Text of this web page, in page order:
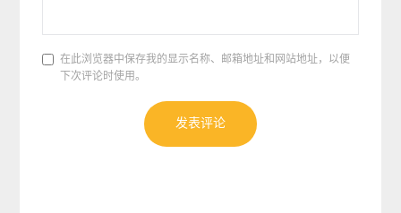
在此浏览器中保存我的显示名称、邮箱地址和网站地址，以便
下次评论时使用。